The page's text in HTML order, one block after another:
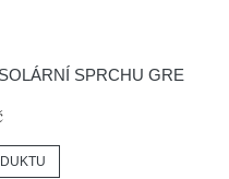
SPRCHU GRE